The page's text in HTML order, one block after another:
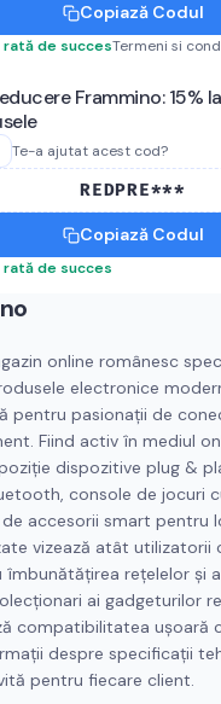
Copiază Codul
rată de succesTermeni si
Frammino: 15%
Te-a ajutat acest cod?
REDPRE***
Copiază Codul
rată de succes
online românesc
electronice
pentru pasionații de
Fiind activ în mediul
dispozitive plug &
console de jocuri
accesorii smart pentru
vizează atât utilizatorii
rețelelor și
ai gadgeturilor
compatibilitatea ușoară
despre specificații
pentru fiecare client.